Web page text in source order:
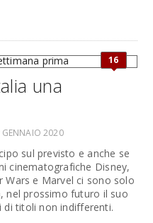
16
una
GENNAIO 2020
sul previsto e anche se
cinematografiche Disney,
Wars e Marvel ci sono solo
nel prossimo futuro il suo
di titoli non indifferenti.